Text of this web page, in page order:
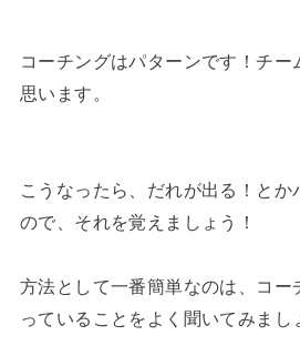
コーチングはパターンです！チー
思います。
こうなったら、だれが出る！とか
ので、それを覚えましょう！
方法として一番簡単なのは、コー
っていることをよく聞いてみまし